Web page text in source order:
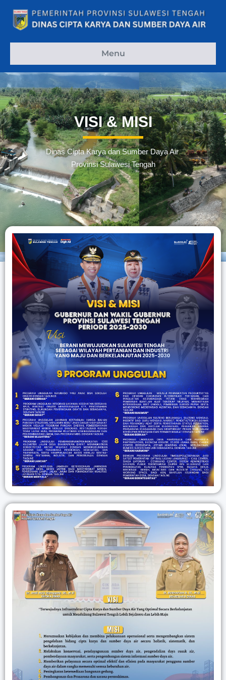
Menu
VISI & MISI
Dinas Cipta Karya dan Sumber Daya Air
Provinsi Sulawesi Tengah